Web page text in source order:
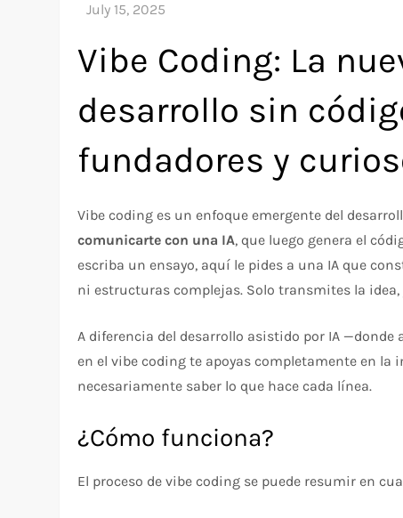
Vibe Coding: La
desarrollo sin
fundadores y
Vibe coding es un enfoque emergente del
comunicarte con una IA, que luego genera el
escriba un ensayo, aquí le pides a una IA que
ni estructuras complejas. Solo transmites la
A diferencia del desarrollo asistido por IA
en el vibe coding te apoyas completamente en
necesariamente saber lo que hace cada línea.
¿Cómo funciona?
El proceso de vibe coding se puede resumir en